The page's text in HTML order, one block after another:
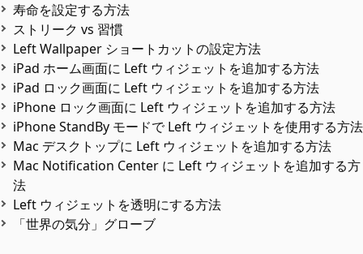
寿命を設定する方法
ストリーク vs 習慣
Left Wallpaper ショートカットの設定方法
iPad ホーム画面に Left ウィジェットを追加する方法
iPad ロック画面に Left ウィジェットを追加する方法
iPhone ロック画面に Left ウィジェットを追加する方法
iPhone StandBy モードで Left ウィジェットを使用する方法
Mac デスクトップに Left ウィジェットを追加する方法
Mac Notification Center に Left ウィジェットを追加する方
法
Left ウィジェットを透明にする方法
「世界の気分」グローブ